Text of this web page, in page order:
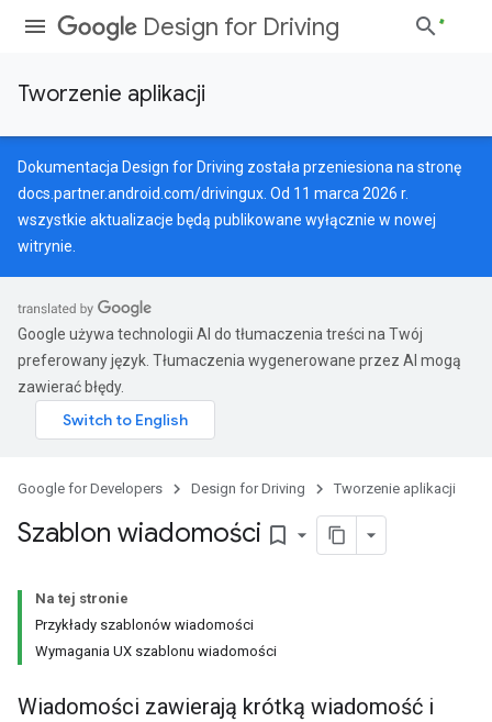
Design for Driving
Tworzenie aplikacji
Dokumentacja Design for Driving została przeniesiona na stronę
docs.partner.android.com/drivingux . Od 11 marca 2026 r.
wszystkie aktualizacje będą publikowane wyłącznie w nowej
witrynie.
Google używa technologii AI do tłumaczenia treści na Twój
preferowany język. Tłumaczenia wygenerowane przez AI mogą
zawierać błędy.
Google for Developers Design for Driving Tworzenie aplikacji
Szablon wiadomości bookmark_border
Na tej stronie
Przykłady szablonów wiadomości
Wymagania UX szablonu wiadomości
Wiadomości zawierają krótką wiadomość i